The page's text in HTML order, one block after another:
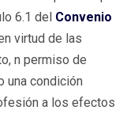
6.1 del Convenio
virtud de las
n permiso de
una condición
a los efectos